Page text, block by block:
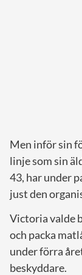
Men inför sin
linje som sin
43, har under
just den
Victoria valde
och packa
under förra
beskyddare.